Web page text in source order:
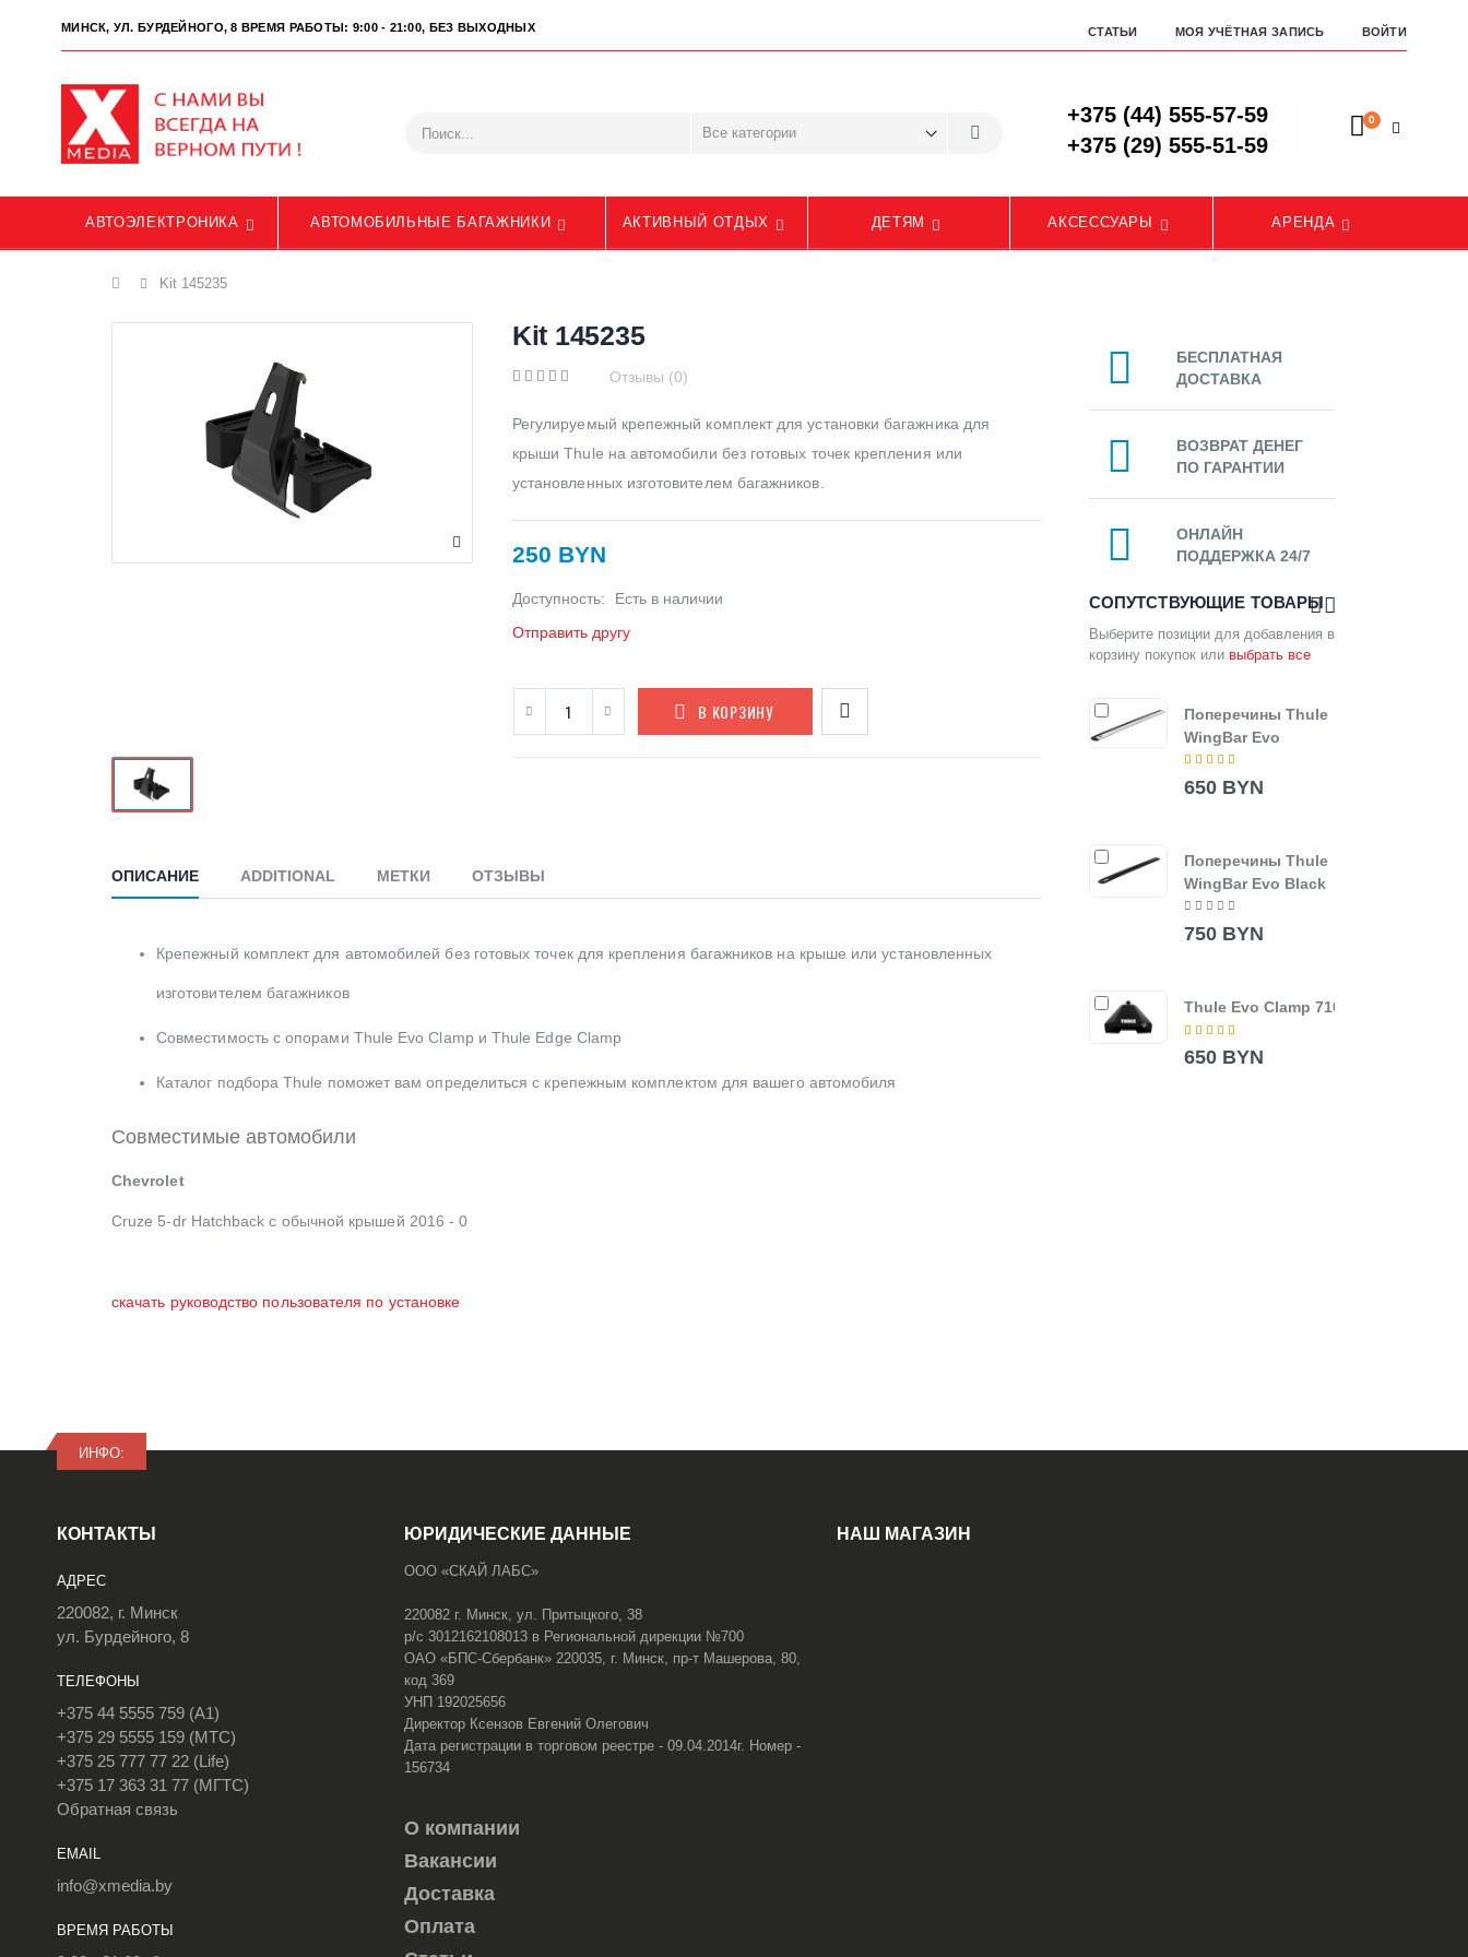
МИНСК, УЛ. БУРДЕЙНОГО, 8 ВРЕМЯ РАБОТЫ: 9:00 - 21:00, БЕЗ ВЫХОДНЫХ СТАТЬИ МОЯ УЧЁТНАЯ ЗАПИСЬ ВОЙТИ
+375 (44) 555-57-59
+375 (29) 555-51-59
0
АВТОЭЛЕКТРОНИКА АВТОМОБИЛЬНЫЕ БАГАЖНИКИ АКТИВНЫЙ ОТДЫХ ДЕТЯМ АКСЕССУАРЫ АРЕНДА
Главная
Kit 145235
Kit 145235
Отзывы (0)
Регулируемый крепежный комплект для установки багажника для
крыши Thule на автомобили без готовых точек крепления или
установленных изготовителем багажников.
250 BYN
Доступность:
Есть в наличии
Отправить другу
В КОРЗИНУ
ОПИСАНИЕ ADDITIONAL МЕТКИ ОТЗЫВЫ
Крепежный комплект для автомобилей без готовых точек для крепления багажников на крыше или установленных
изготовителем багажников
Совместимость с опорами Thule Evo Clamp и Thule Edge Clamp
Каталог подбора Thule поможет вам определиться с крепежным комплектом для вашего автомобиля
Совместимые автомобили
Chevrolet
Cruze 5-dr Hatchback с обычной крышей 2016 - 0
скачать руководство пользователя по установке
БЕСПЛАТНАЯ
ДОСТАВКА
ВОЗВРАТ ДЕНЕГ
ПО ГАРАНТИИ
ОНЛАЙН
ПОДДЕРЖКА 24/7
СОПУТСТВУЮЩИЕ ТОВАРЫ
Выберите позиции для добавления в
корзину покупок или выбрать все
Поперечины Thule
WingBar Evo
650 BYN
Поперечины Thule
WingBar Evo Black
750 BYN
Thule Evo Clamp 7105
650 BYN
ИНФО:
КОНТАКТЫ
АДРЕС
220082, г. Минск
ул. Бурдейного, 8
ТЕЛЕФОНЫ
+375 44 5555 759 (A1)
+375 29 5555 159 (МТС)
+375 25 777 77 22 (Life)
+375 17 363 31 77 (МГТС)
Обратная связь
EMAIL
info@xmedia.by
ВРЕМЯ РАБОТЫ
ЮРИДИЧЕСКИЕ ДАННЫЕ
ООО «СКАЙ ЛАБС»
220082 г. Минск, ул. Притыцкого, 38
р/с 3012162108013 в Региональной дирекции №700
ОАО «БПС-Сбербанк» 220035, г. Минск, пр-т Машерова, 80,
код 369
УНП 192025656
Директор Ксензов Евгений Олегович
Дата регистрации в торговом реестре - 09.04.2014г. Номер -
156734
О компании
Вакансии
Доставка
Оплата
НАШ МАГАЗИН